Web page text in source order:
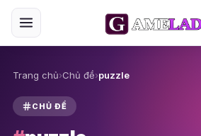
Trang chủ›Chủ đề›puzzle
CHỦ ĐỀ